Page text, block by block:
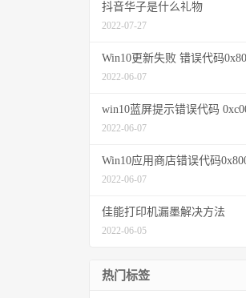
抖音华子是什么礼物
2022-07-27
Win10更新失败 错误代码
2022-06-07
win10蓝屏提示错误代码
2022-06-07
Win10应用商店错误代码
2022-06-07
佳能打印机漏墨解决方法
2022-06-05
热门标签